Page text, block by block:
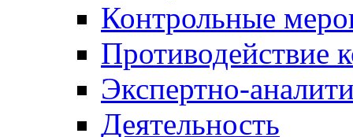
Контрольные
Противодействие
Экспертно-
Деятельность